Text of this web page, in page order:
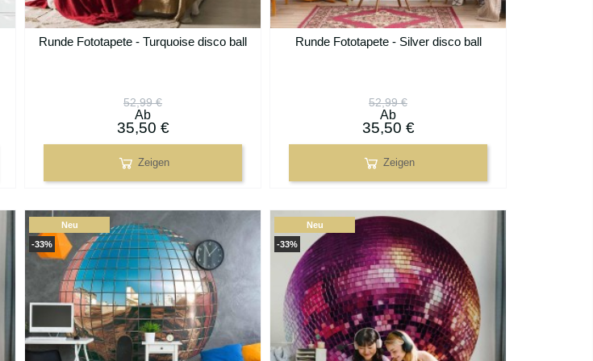
Runde Fototapete - Turquoise disco ball
52,99 €
Ab
35,50 €
Zeigen
Runde Fototapete - Silver disco ball
52,99 €
Ab
35,50 €
Zeigen
-33%
Neu
-33%
Neu